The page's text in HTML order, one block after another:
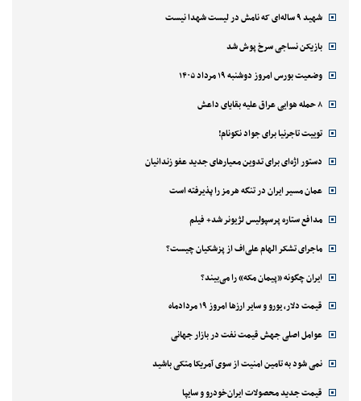
شهید ۹ ساله‌ای که نامش در لیست شهدا نیست
بازیکن نساجی سرخ پوش شد
وضعیت بورس امروز دوشنبه ۱۹ مرداد ۱۴۰۵
۸ حمله هوایی عراق علیه بقایای داعش
توییت تاجرنیا برای جواد نکونام!
دستور اژه‌ای برای تدوین معیارهای جدید عفو زندانیان
عمان مسیر ایران در تنگه هرمز را پذیرفته است
مدافع ستاره پرسپولیس لژیونر شد+ فیلم
ماجرای تشکر الهام علی‌اف از پزشکیان چیست؟
ایران چگونه «پیمان مکه» را می‌بیند؟
قیمت دلار، یورو و سایر ارزها امروز ۱۹ مردادماه
عوامل اصلی جهش قیمت نفت در بازار جهانی
نمی شود به تامین امنیت از سوی آمریکا متکی باشید
قیمت جدید محصولات ایران‌خودرو و سایپا